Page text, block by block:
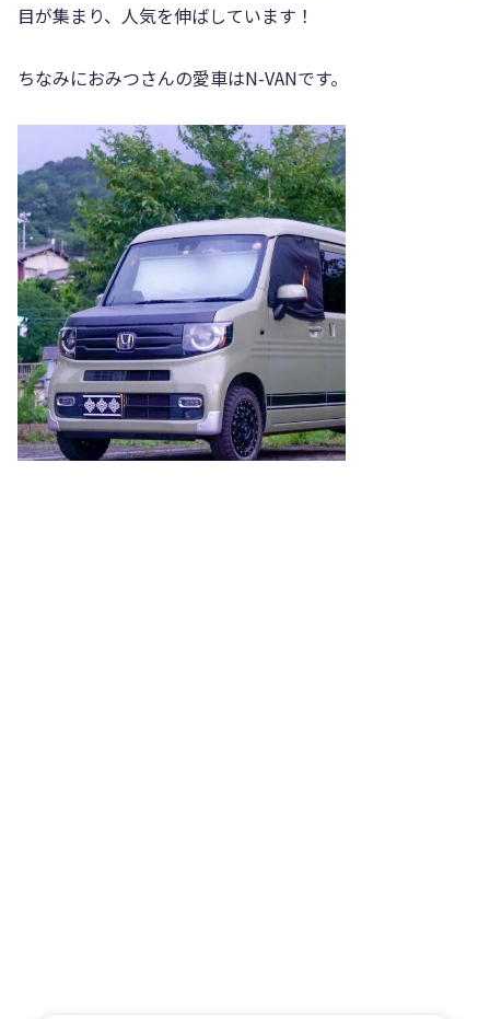
目が集まり、人気を伸ばしています！
ちなみにおみつさんの愛車はN-VANです。